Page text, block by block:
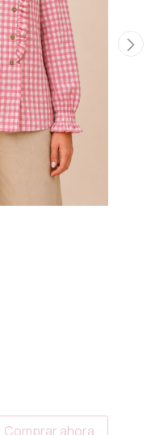
Comprar ahora